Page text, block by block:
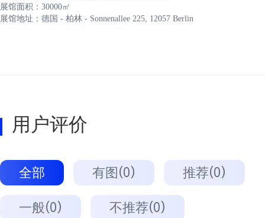
展馆面积：30000㎡
展馆地址：德国 - 柏林 - Sonnenallee 225, 12057 Berlin
用户评价
全部 有图(0) 推荐(0)
一般(0) 不推荐(0)